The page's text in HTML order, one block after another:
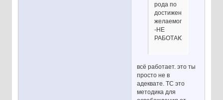
рода по
достижению
желаемого-
-НЕ
РАБОТАЮТ!!!
всё работает. это ты
просто не в
адеквате. ТС это
методика для